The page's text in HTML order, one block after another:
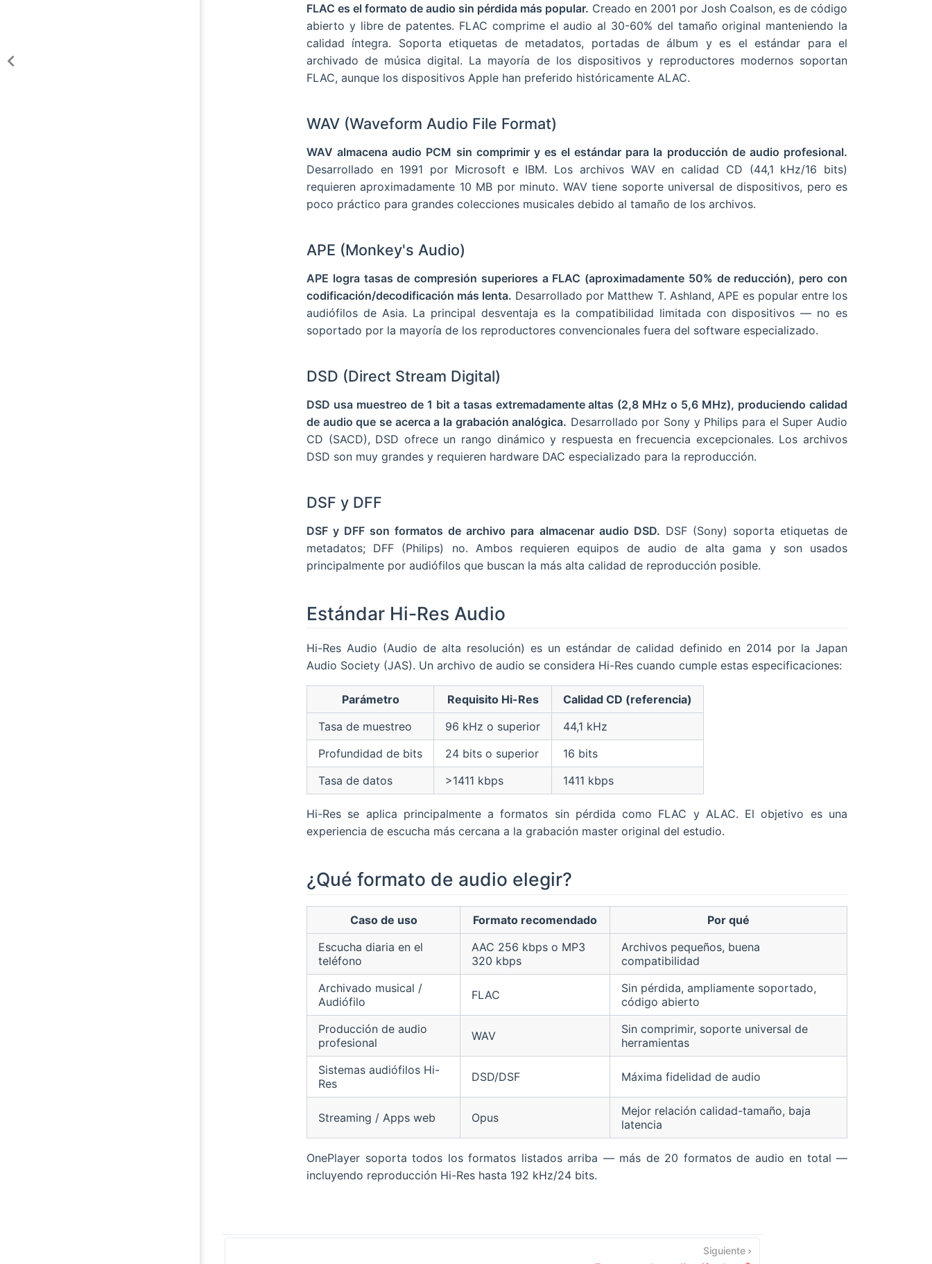
FLAC es el formato de audio sin pérdida más popular. Creado en 2001 por Josh Coalson, es de código
abierto y libre de patentes. FLAC comprime el audio al 30-60% del tamaño original manteniendo la
calidad íntegra. Soporta etiquetas de metadatos, portadas de álbum y es el estándar para el
archivado de música digital. La mayoría de los dispositivos y reproductores modernos soportan
FLAC, aunque los dispositivos Apple han preferido históricamente ALAC.
WAV (Waveform Audio File Format)
WAV almacena audio PCM sin comprimir y es el estándar para la producción de audio profesional.
Desarrollado en 1991 por Microsoft e IBM. Los archivos WAV en calidad CD (44,1 kHz/16 bits)
requieren aproximadamente 10 MB por minuto. WAV tiene soporte universal de dispositivos, pero es
poco práctico para grandes colecciones musicales debido al tamaño de los archivos.
APE (Monkey's Audio)
APE logra tasas de compresión superiores a FLAC (aproximadamente 50% de reducción), pero con
codificación/decodificación más lenta. Desarrollado por Matthew T. Ashland, APE es popular entre los
audiófilos de Asia. La principal desventaja es la compatibilidad limitada con dispositivos — no es
soportado por la mayoría de los reproductores convencionales fuera del software especializado.
DSD (Direct Stream Digital)
DSD usa muestreo de 1 bit a tasas extremadamente altas (2,8 MHz o 5,6 MHz), produciendo calidad
de audio que se acerca a la grabación analógica. Desarrollado por Sony y Philips para el Super Audio
CD (SACD), DSD ofrece un rango dinámico y respuesta en frecuencia excepcionales. Los archivos
DSD son muy grandes y requieren hardware DAC especializado para la reproducción.
DSF y DFF
DSF y DFF son formatos de archivo para almacenar audio DSD. DSF (Sony) soporta etiquetas de
metadatos; DFF (Philips) no. Ambos requieren equipos de audio de alta gama y son usados
principalmente por audiófilos que buscan la más alta calidad de reproducción posible.
Estándar Hi-Res Audio
Hi-Res Audio (Audio de alta resolución) es un estándar de calidad definido en 2014 por la Japan
Audio Society (JAS). Un archivo de audio se considera Hi-Res cuando cumple estas especificaciones:
Parámetro Requisito Hi-Res
Calidad CD (referencia)
Tasa de muestreo
96 kHz o superior
44,1 kHz
Profundidad de bits
24 bits o superior
16 bits
Tasa de datos
>1411 kbps 1411 kbps
Hi-Res se aplica principalmente a formatos sin pérdida como FLAC y ALAC. El objetivo es una
experiencia de escucha más cercana a la grabación master original del estudio.
¿Qué formato de audio elegir?
Caso de uso Formato recomendado
Por qué
Escucha diaria en el
teléfono
AAC 256 kbps o MP3
320 kbps
Archivos pequeños, buena
compatibilidad
Archivado musical /
Audiófilo
FLAC
Sin pérdida, ampliamente soportado,
código abierto
Producción de audio
profesional
WAV
Sin comprimir, soporte universal de
herramientas
Sistemas audiófilos Hi-
Res
DSD/DSF Máxima fidelidad de audio
Streaming / Apps web Opus
Mejor relación calidad-tamaño, baja
latencia
OnePlayer soporta todos los formatos listados arriba — más de 20 formatos de audio en total —
incluyendo reproducción Hi-Res hasta 192 kHz/24 bits.
Siguiente